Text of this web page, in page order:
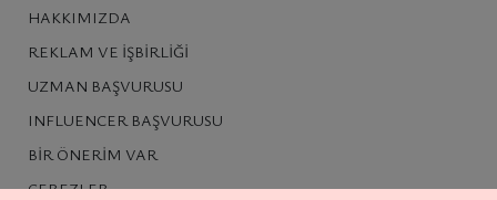
HAKKIMIZDA
REKLAM VE İŞBIRLIĞI
UZMAN BAŞVURUSU
INFLUENCER BAŞVURUSU
BIR ÖNERIM VAR
ÇEREZLER